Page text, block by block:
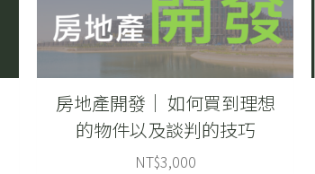
哪
些
關
鍵
因
房地產開發｜ 如何買到理想
的物件以及談判的技巧
NT$3,000